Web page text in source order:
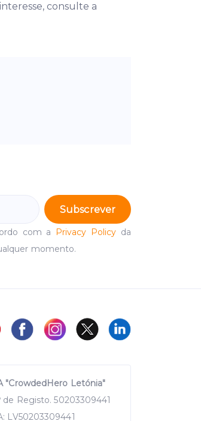
consulte a
Subscrever
com a Privacy Policy da
momento.
"CrowdedHero Letónia"
de Registo. 50203309441
LV50203309441